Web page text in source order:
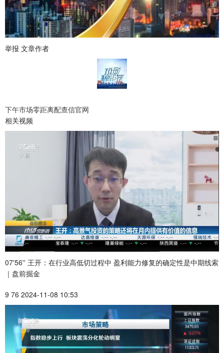
举报 文章作者
下午市场零距离配查信官网
相关视频
07'56'' 王开：在行业高低切过程中 盈利能力修复的确定性是中期线索
｜盘前掘金
9 76 2024-11-08 10:53